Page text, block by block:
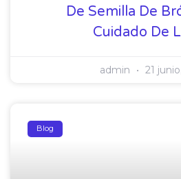
De Semilla De
Cuidado De
admin 21
Blog